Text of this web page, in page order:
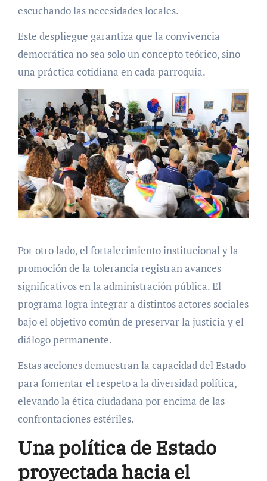
escuchando las necesidades locales.
Este despliegue garantiza que la convivencia
democrática no sea solo un concepto teórico, sino
una práctica cotidiana en cada parroquia.
Por otro lado, el fortalecimiento institucional y la
promoción de la tolerancia registran avances
significativos en la administración pública. El
programa logra integrar a distintos actores sociales
bajo el objetivo común de preservar la justicia y el
diálogo permanente.
Estas acciones demuestran la capacidad del Estado
para fomentar el respeto a la diversidad política,
elevando la ética ciudadana por encima de las
confrontaciones estériles.
Una política de Estado
proyectada hacia el